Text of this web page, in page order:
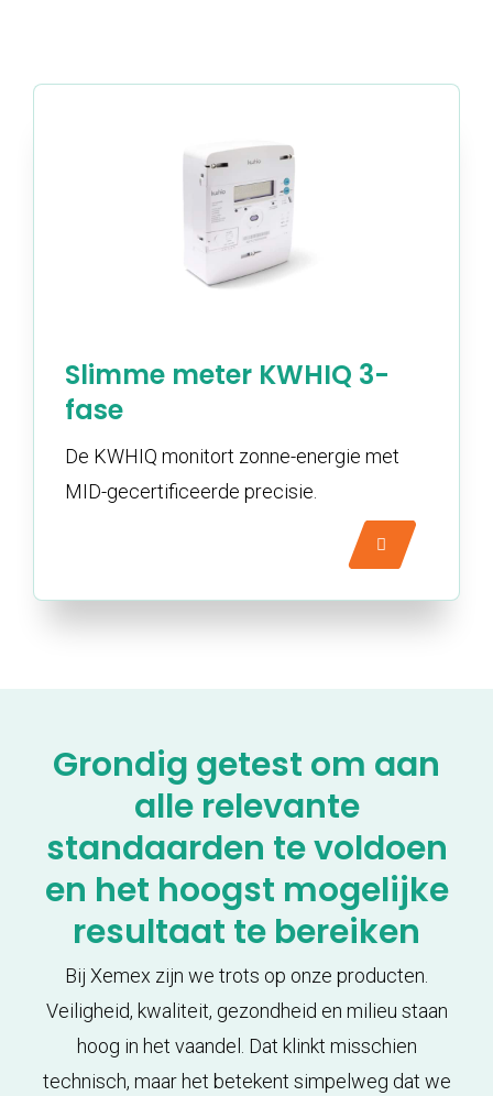
Slimme meter KWHIQ 3-
fase
De KWHIQ monitort zonne-energie met
MID-gecertificeerde precisie.
Grondig getest om aan
alle relevante
standaarden te voldoen
en het hoogst mogelijke
resultaat te bereiken
Bij Xemex zijn we trots op onze producten.
Veiligheid, kwaliteit, gezondheid en milieu staan
hoog in het vaandel. Dat klinkt misschien
technisch, maar het betekent simpelweg dat we